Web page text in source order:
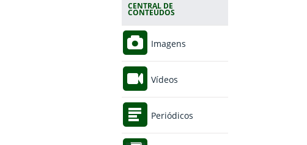
CENTRAL DE
CONTEÚDOS
Imagens
Vídeos
Periódicos